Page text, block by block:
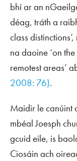
bhí ar an
déag, tráth a
class
na daoine ‘on
remotest areas’
2008: 76).
Maidir le canúint
mbéal Joesph
gcuid eile, is
Ciosáin ach